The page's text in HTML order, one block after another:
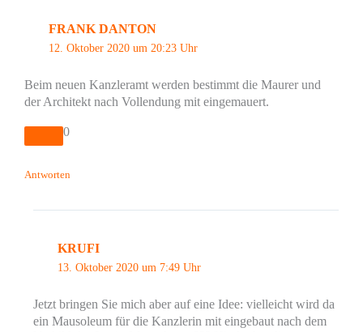
FRANK DANTON
12. Oktober 2020 um 20:23 Uhr
Beim neuen Kanzleramt werden bestimmt die Maurer und
der Architekt nach Vollendung mit eingemauert.
0
Antworten
KRUFI
13. Oktober 2020 um 7:49 Uhr
Jetzt bringen Sie mich aber auf eine Idee: vielleicht wird da
ein Mausoleum für die Kanzlerin mit eingebaut nach dem